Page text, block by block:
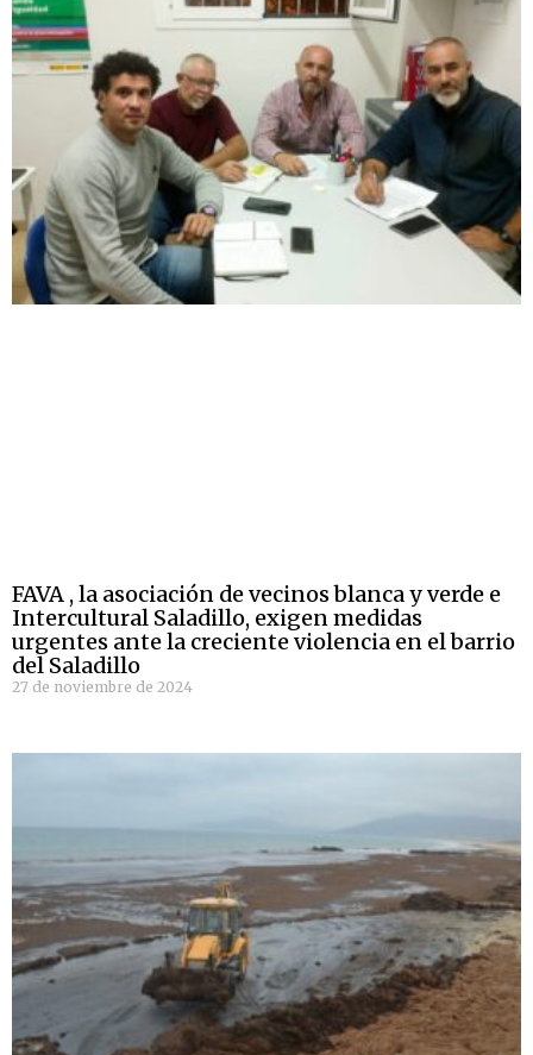
FAVA , la asociación de vecinos blanca y verde e
Intercultural Saladillo, exigen medidas
urgentes ante la creciente violencia en el barrio
del Saladillo
27 de noviembre de 2024